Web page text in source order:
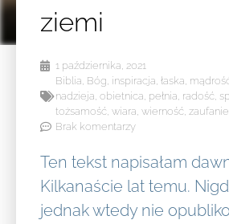
ziemi
1 października, 2021
Biblia, Bóg, inspiracja, łaska,
nadzieja, obietnica, pełnia, radość,
tożsamość, wiara, wierność, zaufanie
Brak komentarzy
Ten tekst napisałam
Kilkanaście lat temu.
jednak wtedy nie